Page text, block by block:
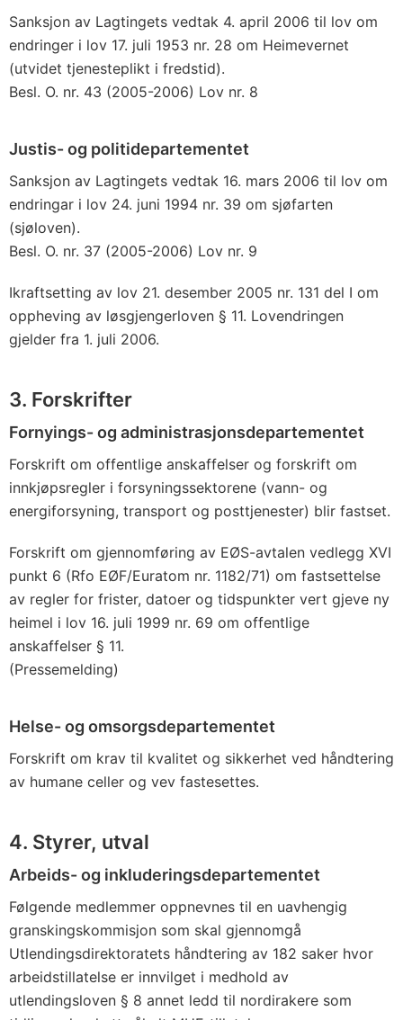
Sanksjon av Lagtingets vedtak 4. april 2006 til lov om
endringer i lov 17. juli 1953 nr. 28 om Heimevernet
(utvidet tjenesteplikt i fredstid).
Besl. O. nr. 43 (2005-2006) Lov nr. 8
Justis- og politidepartementet
Sanksjon av Lagtingets vedtak 16. mars 2006 til lov om
endringar i lov 24. juni 1994 nr. 39 om sjøfarten
(sjøloven).
Besl. O. nr. 37 (2005-2006) Lov nr. 9
Ikraftsetting av lov 21. desember 2005 nr. 131 del I om
oppheving av løsgjengerloven § 11. Lovendringen
gjelder fra 1. juli 2006.
3. Forskrifter
Fornyings- og administrasjonsdepartementet
Forskrift om offentlige anskaffelser og forskrift om
innkjøpsregler i forsyningssektorene (vann- og
energiforsyning, transport og posttjenester) blir fastset.
Forskrift om gjennomføring av EØS-avtalen vedlegg XVI
punkt 6 (Rfo EØF/Euratom nr. 1182/71) om fastsettelse
av regler for frister, datoer og tidspunkter vert gjeve ny
heimel i lov 16. juli 1999 nr. 69 om offentlige
anskaffelser § 11.
(Pressemelding)
Helse- og omsorgsdepartementet
Forskrift om krav til kvalitet og sikkerhet ved håndtering
av humane celler og vev fastesettes.
4. Styrer, utval
Arbeids- og inkluderingsdepartementet
Følgende medlemmer oppnevnes til en uavhengig
granskingskommisjon som skal gjennomgå
Utlendingsdirektoratets håndtering av 182 saker hvor
arbeidstillatelse er innvilget i medhold av
utlendingsloven § 8 annet ledd til nordirakere som